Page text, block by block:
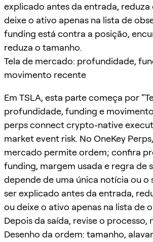
explicado antes da entrada, reduza
deixe o ativo apenas na lista de
funding está contra a posição,
reduza o tamanho.
Tela de mercado: profundidade,
movimento recente
Em TSLA, esta parte começa por
profundidade, funding e
perps connect crypto-native
market event risk. No OneKey
mercado permite ordem; confira
funding, margem usada e regra de
depende de uma única notícia ou o
ser explicado antes da entrada,
ou deixe o ativo apenas na lista de
Depois da saída, revise o processo,
Desenho da ordem: tamanho,